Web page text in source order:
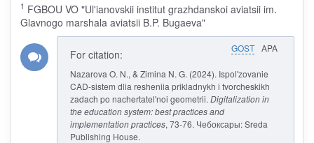
1 FGBOU VO "Ul'ianovskii institut grazhdanskoi aviatsii im.
Glavnogo marshala aviatsii B.P. Bugaeva"
GOST APA
For citation:
Nazarova O. N., & Zimina N. G. (2024). Ispol'zovanie
CAD-sistem dlia resheniia prikladnykh i tvorcheskikh
zadach po nachertatel'noi geometrii. Digitalization in
the education system: best practices and
implementation practices, 73-76. Чебоксары: Sreda
Publishing House.